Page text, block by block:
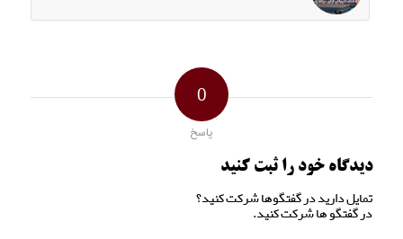
0
پاسخ
دیدگاه خود را ثبت کنید
تمایل دارید در گفتگوها شرکت کنید؟
در گفتگو ها شرکت کنید.